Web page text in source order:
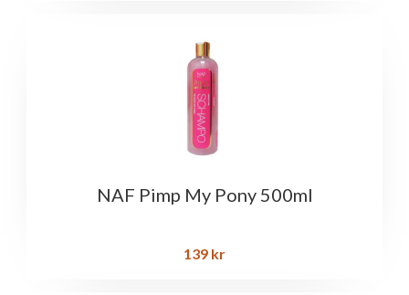
NAF Pimp My Pony 500ml
139 kr